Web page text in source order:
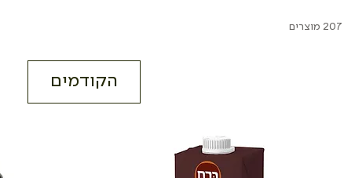
207 מוצרים
הקודמים